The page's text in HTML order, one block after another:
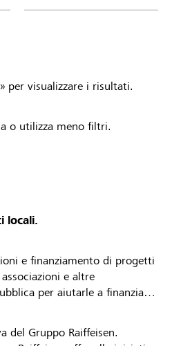
» per visualizzare i risultati.
o utilizza meno filtri.
locali.
e finanziamento di progetti
e altre
per aiutarle a finanziare
del Gruppo Raiffeisen.